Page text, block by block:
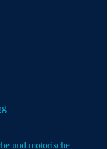
und motorische